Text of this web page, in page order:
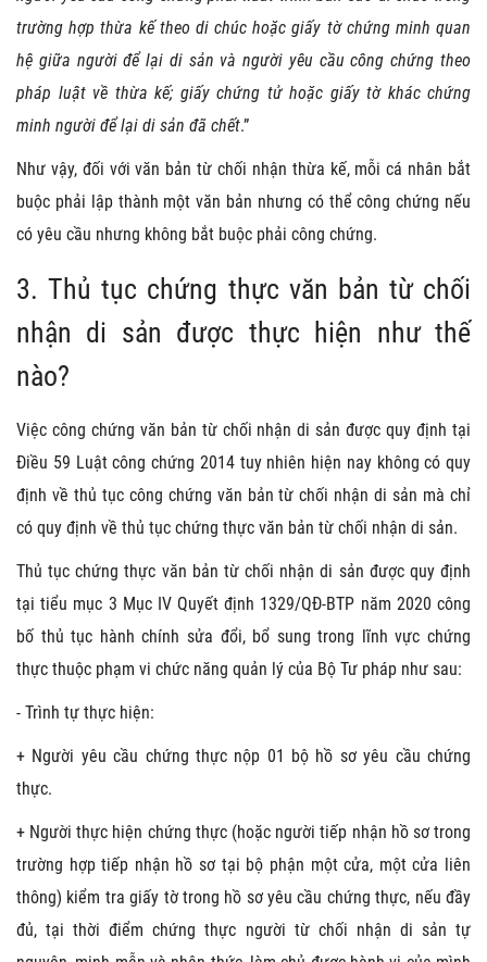
trường hợp thừa kế theo di chúc hoặc giấy tờ chứng minh quan
hệ giữa người để lại di sản và người yêu cầu công chứng theo
pháp luật về thừa kế; giấy chứng tử hoặc giấy tờ khác chứng
minh người để lại di sản đã chết.”
Như vậy, đối với văn bản từ chối nhận thừa kế, mỗi cá nhân bắt
buộc phải lập thành một văn bản nhưng có thể công chứng nếu
có yêu cầu nhưng không bắt buộc phải công chứng.
3. Thủ tục chứng thực văn bản từ chối
nhận di sản được thực hiện như thế
nào?
Việc công chứng văn bản từ chối nhận di sản được quy định tại
Điều 59 Luật công chứng 2014 tuy nhiên hiện nay không có quy
định về thủ tục công chứng văn bản từ chối nhận di sản mà chỉ
có quy định về thủ tục chứng thực văn bản từ chối nhận di sản.
Thủ tục chứng thực văn bản từ chối nhận di sản được quy định
tại tiểu mục 3 Mục IV Quyết định 1329/QĐ-BTP năm 2020 công
bố thủ tục hành chính sửa đổi, bổ sung trong lĩnh vực chứng
thực thuộc phạm vi chức năng quản lý của Bộ Tư pháp như sau:
- Trình tự thực hiện:
+ Người yêu cầu chứng thực nộp 01 bộ hồ sơ yêu cầu chứng
thực.
+ Người thực hiện chứng thực (hoặc người tiếp nhận hồ sơ trong
trường hợp tiếp nhận hồ sơ tại bộ phận một cửa, một cửa liên
thông) kiểm tra giấy tờ trong hồ sơ yêu cầu chứng thực, nếu đầy
đủ, tại thời điểm chứng thực người từ chối nhận di sản tự